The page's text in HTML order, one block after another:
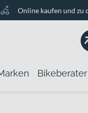
Online kaufen und zu
Bikeberater